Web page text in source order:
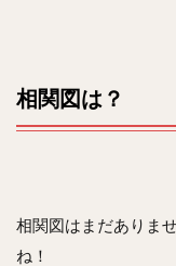
相関図は？
相関図はまだありま
ね！